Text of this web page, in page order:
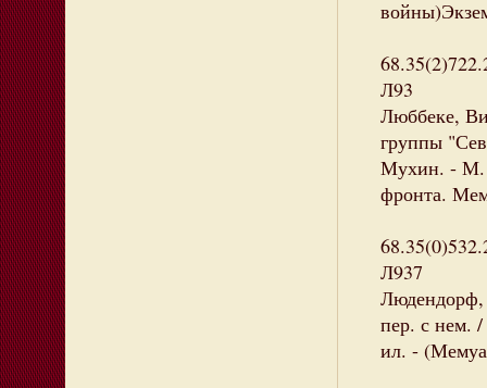
Л93
Люббеке,
группы
Мухин. - М.
фронта.
Л937
Людендорф,
пер. с нем.
ил. -